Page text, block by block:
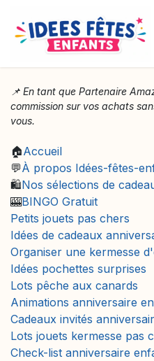
📌 En tant que Partenaire
commission sur vos achats
vous.
🏠Accueil
💬À propos Idées-fêtes-
🛍️Nos sélections de
🎰BINGO Gratuit
Petits jouets pas chers
Idées de cadeaux
Organiser une kermesse
Idées pochettes surprises
Lots pêche aux canards
Animations anniversaire
Cadeaux invités
Lots jouets kermesse pas
Check-list anniversaire